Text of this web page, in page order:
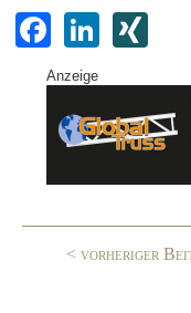
F
a
c
e
o
Li
k
e
G
Anzeige
< vorheriger